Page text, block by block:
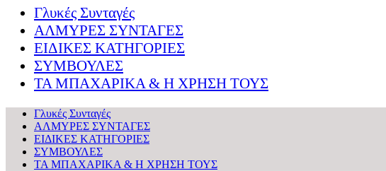
Γλυκές Συνταγές
ΑΛΜΥΡΕΣ ΣΥΝΤΑΓΕΣ
ΕΙΔΙΚΕΣ ΚΑΤΗΓΟΡΙΕΣ
ΣΥΜΒΟΥΛΕΣ
ΤΑ ΜΠΑΧΑΡΙΚΑ & Η ΧΡΗΣΗ ΤΟΥΣ
Γλυκές Συνταγές
ΑΛΜΥΡΕΣ ΣΥΝΤΑΓΕΣ
ΕΙΔΙΚΕΣ ΚΑΤΗΓΟΡΙΕΣ
ΣΥΜΒΟΥΛΕΣ
ΤΑ ΜΠΑΧΑΡΙΚΑ & Η ΧΡΗΣΗ ΤΟΥΣ